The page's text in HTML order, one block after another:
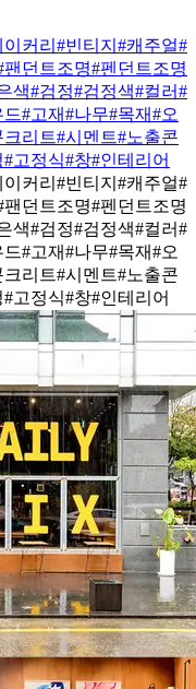
커리 #빈티지 #캐주얼#
팬던트조명#펜던트조명
색#검정#검정색#컬러#
드#고재#나무#목재#오
크리트#시멘트#노출콘
#고정식#창#인테리어
커리 #빈티지 #캐주얼#
팬던트조명#펜던트조명
색#검정#검정색#컬러#
드#고재#나무#목재#오
크리트#시멘트#노출콘
#고정식#창#인테리어